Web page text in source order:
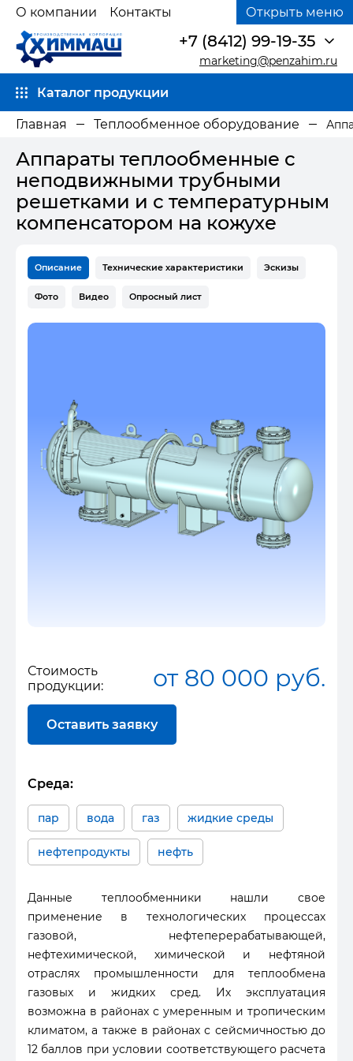
О компании Контакты Открыть меню
Каталог продукции
marketing@penzahim.ru
+7 (8412) 99-19-35
Главная Теплообменное оборудование
Аппараты теплообменные с
неподвижными трубными
решетками и с температурным
компенсатором на кожухе
Описание Технические характеристики Эскизы
Фото Видео Опросный лист
Стоимость
продукции:
от 80 000 руб.
Оставить заявку
Среда:
пар вода газ жидкие среды
нефтепродукты нефть
Данные теплообменники нашли свое
применение в технологических процессах
газовой, нефтеперерабатывающей,
нефтехимической, химической и нефтяной
отраслях промышленности для теплообмена
газовых и жидких сред. Их эксплуатация
возможна в районах с умеренным и тропическим
климатом, а также в районах с сейсмичностью до
12 баллов при условии соответствующего расчета